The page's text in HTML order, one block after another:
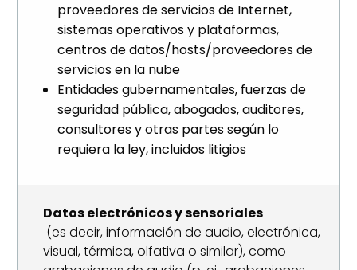
proveedores de servicios de Internet,
sistemas operativos y plataformas,
centros de datos/hosts/proveedores de
servicios en la nube
Entidades gubernamentales, fuerzas de
seguridad pública, abogados, auditores,
consultores y otras partes según lo
requiera la ley, incluidos litigios
Datos electrónicos y sensoriales
(es decir, información de audio, electrónica,
visual, térmica, olfativa o similar), como